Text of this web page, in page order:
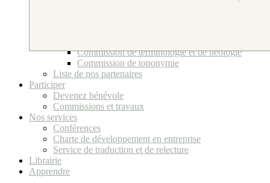
Commission de terminologie et de néologie
Commission de toponymie
Liste de nos partenaires
Participer
Devenez bénévole
Commissions et travaux
Nos services
Conférences
Charte de développement en entreprise
Service de traduction et de relecture
Librairie
Apprendre